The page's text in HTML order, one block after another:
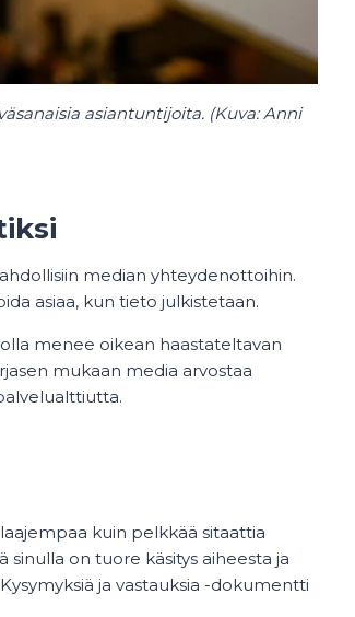
asiantuntijoita. (Kuva: Anni
median yhteydenottoihin.
asiaa, kun tieto julkistetaan.
menee oikean haastateltavan
mukaan media arvostaa
kuin pelkkää sitaattia
sinulla on tuore käsitys aiheesta ja
ja vastauksia -dokumentti